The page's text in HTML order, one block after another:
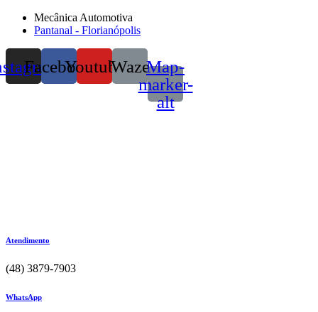
Mecânica Automotiva
Pantanal - Florianópolis
FacebookYoutubeWazeMap-
marker-
alt
Atendimento
(48) 3879-7903
WhatsApp